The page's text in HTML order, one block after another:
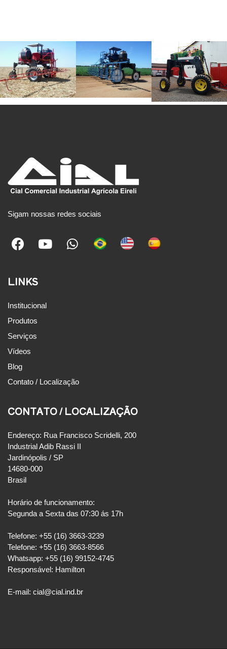
Sigam nossas redes sociais
LINKS
Institucional
Produtos
Serviços
Vídeos
Blog
Contato / Localização
CONTATO / LOCALIZAÇÃO
Endereço: Rua Francisco Scridelli, 200
Industrial Adib Rassi II
Jardinópolis / SP
14680-000
Brasil
Horário de funcionamento:
Segunda a Sexta das 07:30 ás 17h
Telefone: +55 (16) 3663-3239
Telefone: +55 (16) 3663-8566
Whatsapp: +55 (16) 99152-4745
Responsável: Hamilton
E-mail: cial@cial.ind.br